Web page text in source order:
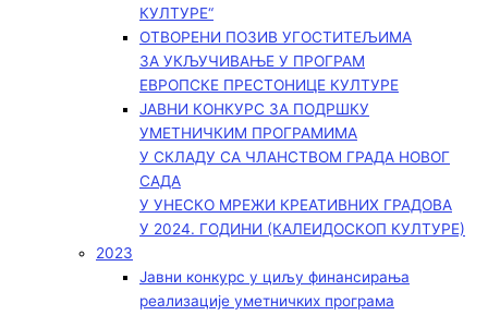
КУЛТУРЕ“
ОТВОРЕНИ ПОЗИВ УГОСТИТЕЉИМА
ЗА УКЉУЧИВАЊЕ У ПРОГРАМ
ЕВРОПСКЕ ПРЕСТОНИЦЕ КУЛТУРЕ
ЈАВНИ КОНКУРС ЗА ПОДРШКУ
УМЕТНИЧКИМ ПРОГРАМИМА
У СКЛАДУ СА ЧЛАНСТВОМ ГРАДА НОВОГ
САДА
У УНЕСКО МРЕЖИ КРЕАТИВНИХ ГРАДОВА
У 2024. ГОДИНИ (КАЛЕИДОСКОП КУЛТУРЕ)
2023
Јавни конкурс у циљу финансирања
реализације уметничких програма